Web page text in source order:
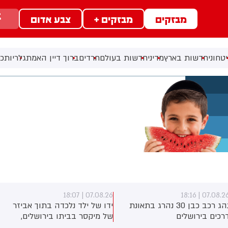
מבזקים מבזקים + צבע אדום
חדשות בארץמדיניחדשות בעולםחרדיםברוך דיין האמתגלריות
07.08.26 |
נהג רכב כבן 30 נהרג בתאונת
בירושלים
07.08.26 | 18:07
ידו של ילד נלכדה בתוך אביזר
של מיקסר בביתו בירושלים,